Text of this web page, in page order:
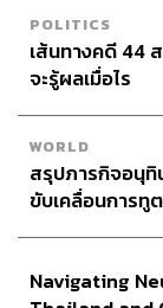
นอกจากนั้นสาม
ลักษณะความโด
อะไรเลย” “ถ้า
หรอก” แม้กระทั่
ตาย ก็เป็นสัญญ
ฆ่าตัวตายจริงๆ
ถ้ามีคนอยากฆ่า
รับฟัง ให้เ
จนกว่าเขา
ตัวตายก็ปล่
POLITICS
เส้นทางคดี 44
จะรู้ผลเมื่อไร
WORLD
สรุปภารกิจอนุทิ
ขับเคลื่อนการทู
Navigating